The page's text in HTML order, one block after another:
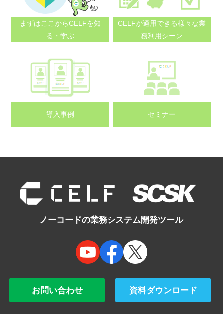
まずはここからCELFを知
る・学ぶ
CELFが適用できる様々な業
務利用シーン
導入事例 セミナー
ノーコードの業務システム開発ツール
お問い合わせ 資料ダウンロード